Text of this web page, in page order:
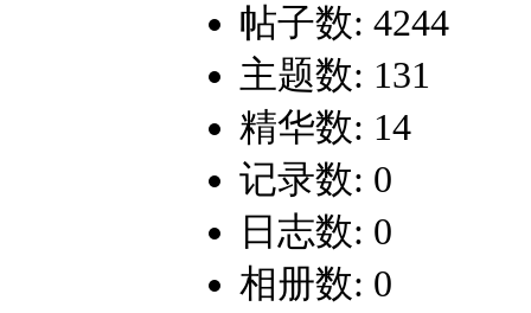
帖子数: 4244
主题数: 131
精华数: 14
记录数: 0
日志数: 0
相册数: 0